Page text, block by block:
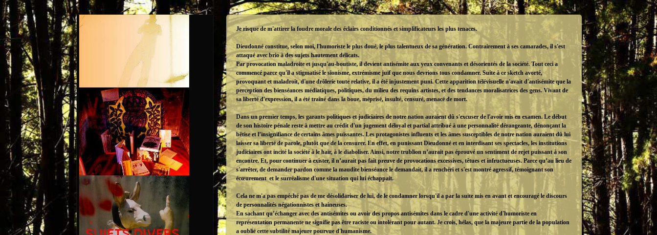
Je risque de m'attirer la foudre morale des éclairs conditionnés et simplificateurs les plus tenaces.
Dieudonné constitue, selon moi, l'humoriste le plus doué, le plus talentueux de sa génération. Contrairement à ses camarades, il s'est
attaqué avec brio à des sujets hautement délicats.
Par provocation maladroite et jusqu'au-boutiste, il devient antisémite aux yeux convenants et désorientés de la société. Tout ceci a
commencé parce qu'il a stigmatisé le sionisme, extrémisme juif que nous devrions tous condamner. Suite à ce sketch avorté,
provoquant et maladroit, d'une drôlerie toute relative, il a été injustement puni. Cette apparition télévisuelle n'avait d'antisémite que la
perception des bienséances médiatiques, politiques, du milieu des requins artistes, et des tendances moralisatrices des gens. Vivant de
sa liberté d'expression, il a été traîné dans la boue, méprisé, insulté, censuré, menacé de mort.
Dans un premier temps, les garants politiques et judiciaires de notre nation auraient dû s'excuser de l'avoir mis en examen. Le début
de son histoire pénale reste à mettre au crédit d'un jugement déloyal et partial attribué à une personnalité dérangeante, dénonçant la
bêtise et l’insignifiance de certains âmes puissantes. Les protagonistes influents et les âmes susceptibles de notre nation auraient dû lui
laisser sa liberté de parole, plutôt que de la censurer. En effet, en punissant Dieudonné et en interdisant ses spectacles, les institutions
judiciaires ont incité la société à le haïr, à le diaboliser. Ainsi, notre trublion n’aurait pas éprouvé un sentiment de rejet puissant à son
encontre. Et, pour continuer à exister, il n’aurait pas fait preuve de provocations excessives, têtues et infructueuses. Parce qu’au lieu de
s'arrêter, de demander pardon comme la maudite bienséance le demandait, il a renchéri et s'est montré agressif, témoignant son
écœurement et le surréalisme d'une situation qui lui échappait.
Cela ne m'a pas empêché pas de me désolidariser de lui, de le condamner lorsqu'il a par la suite mis en avant et encouragé le discours
de personnalités négationnistes et haineuses.
En sachant qu’échanger avec des antisémites ou avoir des propos antisémites dans le cadre d'une activité d'humoriste en
représentation permanente ne signifie pas être raciste ou intolérant pour autant. Je crois, hélas, que la majeure partie de la population
a oublié cette subtilité majeure pourvue d'humanisme.